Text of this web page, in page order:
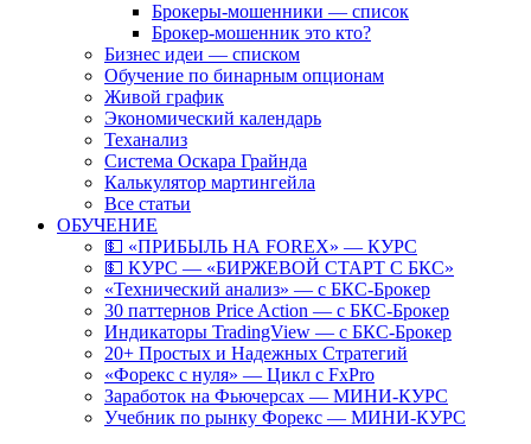
Брокеры-мошенники — список
Брокер-мошенник это кто?
Бизнес идеи — списком
Обучение по бинарным опционам
Живой график
Экономический календарь
Теханализ
Система Оскара Грайнда
Калькулятор мартингейла
Все статьи
ОБУЧЕНИЕ
💵 «ПРИБЫЛЬ НА FOREX» — КУРС
💵 КУРС — «БИРЖЕВОЙ СТАРТ С БКС»
«Технический анализ» — с БКС-Брокер
30 паттернов Price Action — с БКС-Брокер
Индикаторы TradingView — с БКС-Брокер
20+ Простых и Надежных Стратегий
«Форекс с нуля» — Цикл с FxPro
Заработок на Фьючерсах — МИНИ-КУРС
Учебник по рынку Форекс — МИНИ-КУРС